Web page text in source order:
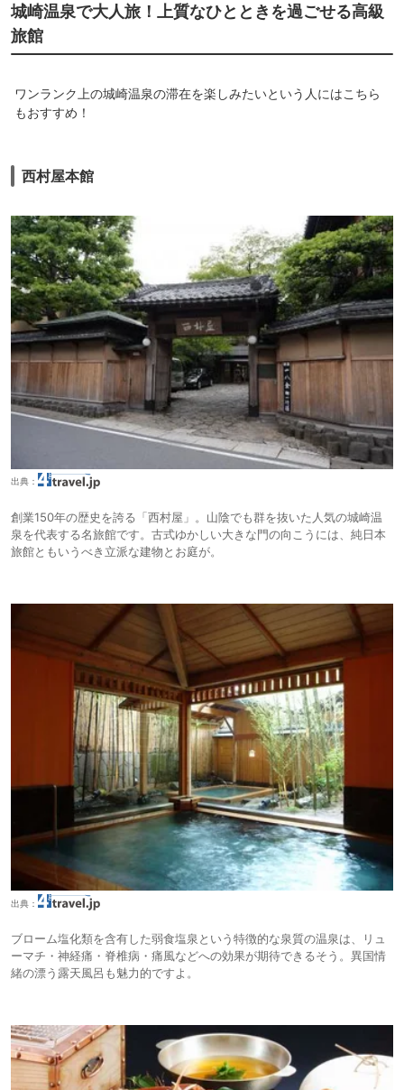
城崎温泉で大人旅！上質なひとときを過ごせる高級
旅館
ワンランク上の城崎温泉の滞在を楽しみたいという人にはこちら
もおすすめ！
西村屋本館
出典：
創業150年の歴史を誇る「西村屋」。山陰でも群を抜いた人気の城崎温
泉を代表する名旅館です。古式ゆかしい大きな門の向こうには、純日本
旅館ともいうべき立派な建物とお庭が。
出典：
ブローム塩化類を含有した弱食塩泉という特徴的な泉質の温泉は、リュ
ーマチ・神経痛・脊椎病・痛風などへの効果が期待できるそう。異国情
緒の漂う露天風呂も魅力的ですよ。